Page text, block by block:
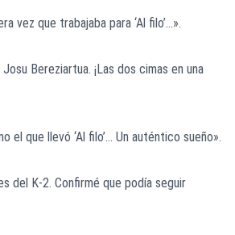
vez que trabajaba para ‘Al filo’…».
Bereziartua. ¡Las dos cimas en una
el que llevó ‘Al filo’… Un auténtico sueño».
del K-2. Confirmé que podía seguir